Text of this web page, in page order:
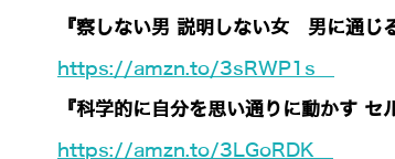
『察しない男 説明しない女 男に通じ
https://amzn.to/3sRWP1s
『科学的に自分を思い通りに動かす セ
https://amzn.to/3LGoRDK